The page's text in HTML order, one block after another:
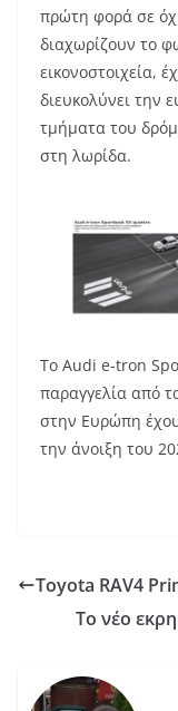
πρώτη φορά σε
διαχωρίζουν το
εικονοστοιχεία,
διευκολύνει την
τμήματα του
στη λωρίδα.
Το Audi e-tron
παραγγελία από
στην Ευρώπη
την άνοιξη του
Toyota RAV4
Το νέο